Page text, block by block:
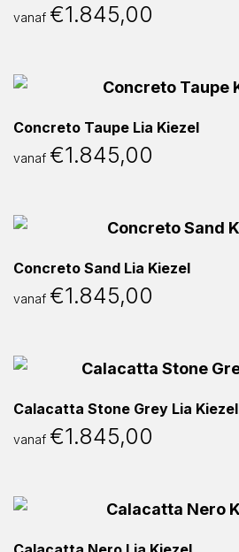
vanaf €1.845,00
Concreto Taupe Lia Kiezel
vanaf €1.845,00
Concreto Sand Lia Kiezel
vanaf €1.845,00
Calacatta Stone Grey Lia Kiezel
vanaf €1.845,00